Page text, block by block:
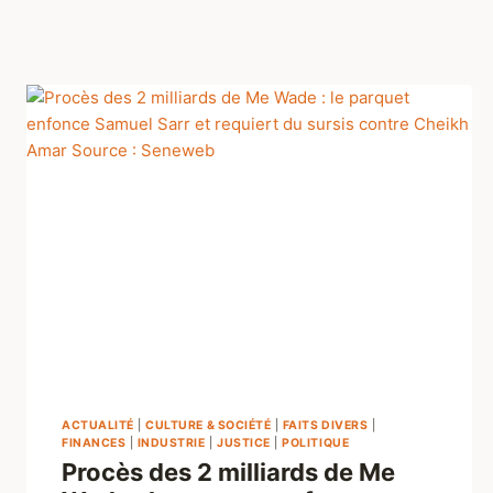
ACTUALITÉ |CULTURE & SOCIÉTÉ |FAITS DIVERS
FINANCES
INDUSTRIE| JUSTICE POLITIQUE